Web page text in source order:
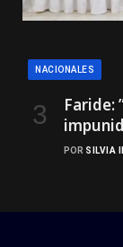
NACIONALES
Faride:
POR SILVIA